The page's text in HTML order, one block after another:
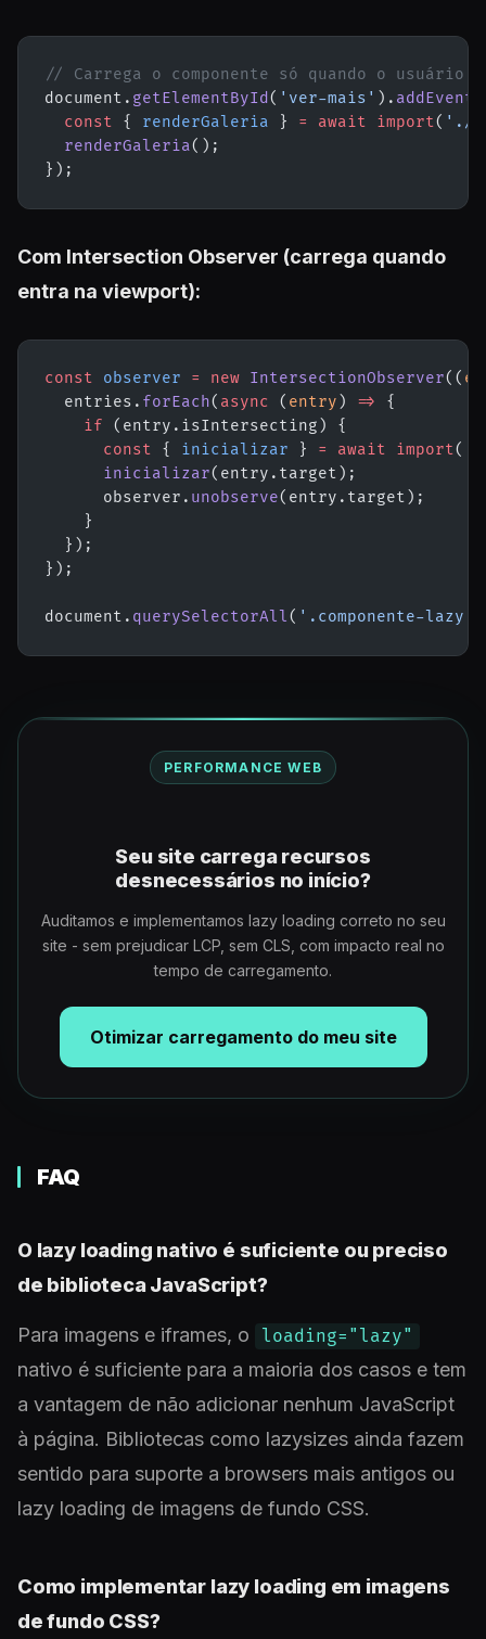
// Carrega o componente só quando o usuário
document. getElementById ( 'ver-mais' ).
  const
{ renderGaleria } = await import( './
  renderGaleria
();
});
Com Intersection Observer (carrega quando
entra na viewport):
const observer = new IntersectionObserver((
  entries.
forEach( async ( entry ) =>
{
    if
(entry.isIntersecting) {
      const
{ inicializar } = await import(
      inicializar
(entry.target);
      observer.
unobserve(entry.target);
    }
  });
});
document. querySelectorAll( '.componente-lazy'
PERFORMANCE WEB
Seu site carrega recursos
desnecessários no início?
Auditamos e implementamos lazy loading correto no seu
site - sem prejudicar LCP, sem CLS, com impacto real no
tempo de carregamento.
Otimizar carregamento do meu site
FAQ
O lazy loading nativo é suficiente ou preciso
de biblioteca JavaScript?
Para imagens e iframes, o loading="lazy"
nativo é suficiente para a maioria dos casos e tem
a vantagem de não adicionar nenhum JavaScript
à página. Bibliotecas como lazysizes ainda fazem
sentido para suporte a browsers mais antigos ou
lazy loading de imagens de fundo CSS.
Como implementar lazy loading em imagens
de fundo CSS?